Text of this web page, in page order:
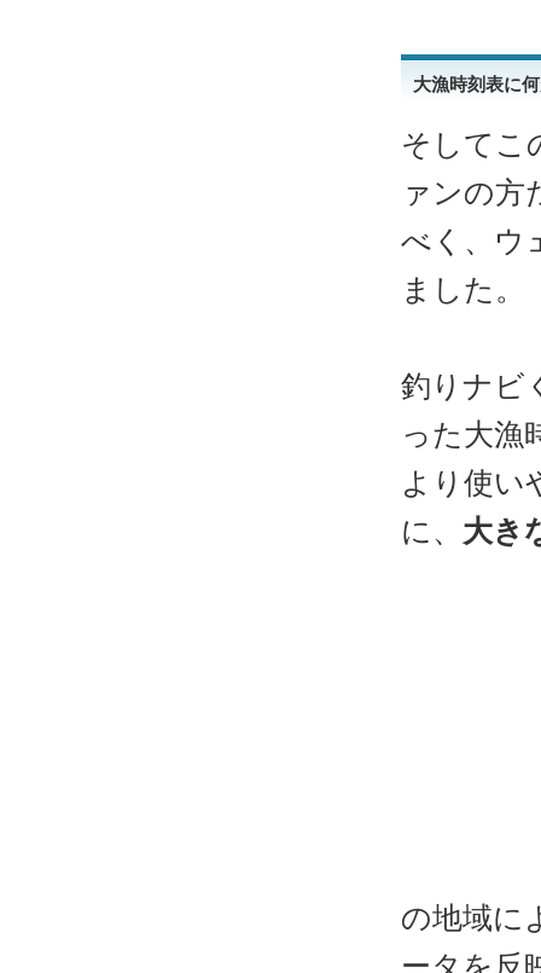
大漁時刻表に
そしてこ
ァンの方
べく、ウ
ました。
釣りナビ
った大漁
より使い
に、 大き
の地域に
ータを反